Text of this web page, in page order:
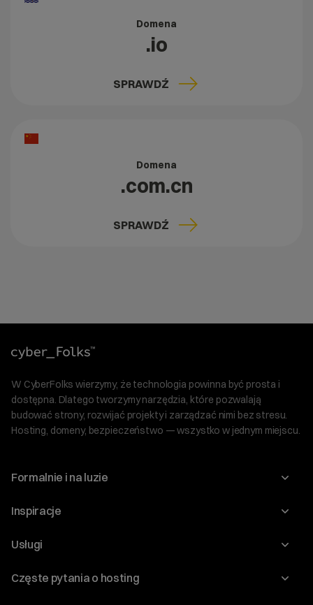
Domena
.io
SPRAWDŹ
Domena
.com.cn
SPRAWDŹ
W CyberFolks wierzymy, że technologia powinna być prosta i
dostępna. Dlatego tworzymy narzędzia, które pozwalają
budować strony, rozwijać projekty i zarządzać nimi bez stresu.
Hosting, domeny, bezpieczeństwo — wszystko w jednym miejscu.
Formalnie i na luzie
O nas
Program Korzyści dla Inwestorów
Regulaminy i specyfikacje
Inspiracje
Blog
WordPress
Usługi
Domeny
Częste pytania o hosting